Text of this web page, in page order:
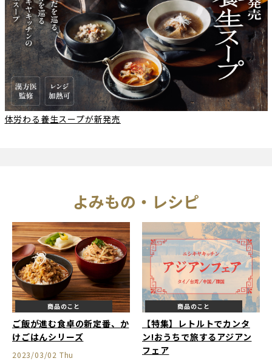
体労わる養生スープが新発売
よみもの・レシピ
商品のこと
2023/03/02 Thu
ご飯が進む食卓の新定番、か
けごはんシリーズ
商品のこと
【特集】レトルトでカンタ
ン!おうちで旅するアジアン
フェア